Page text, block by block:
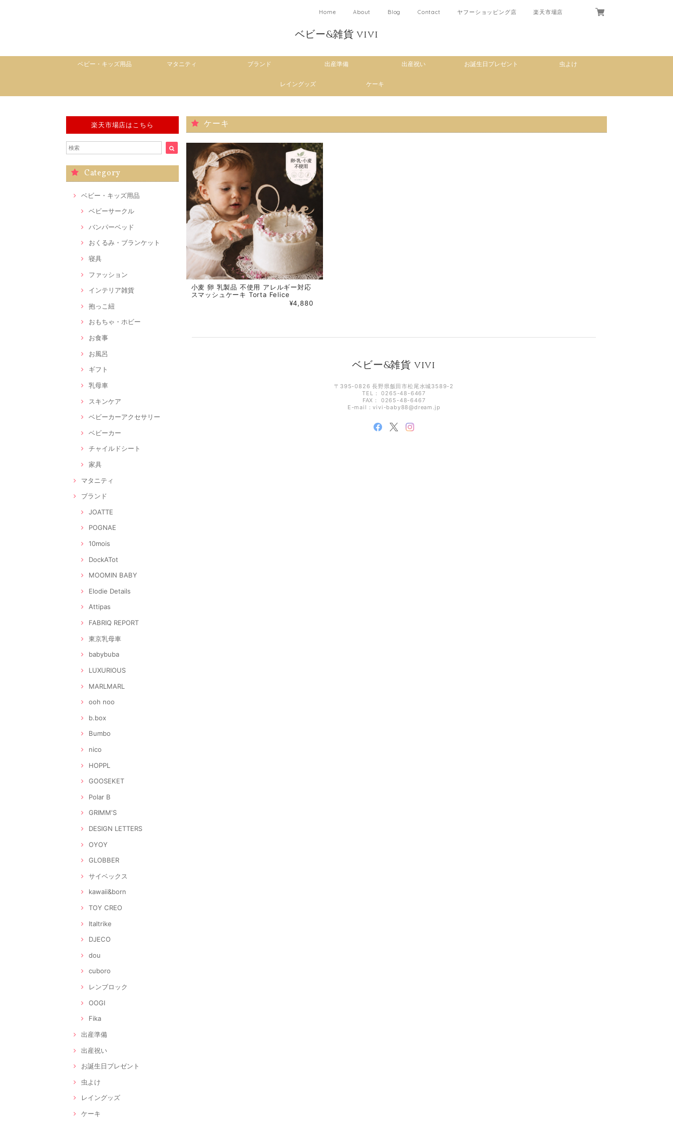
Home About Blog Contact ヤフーショッピング店 楽天市場店
ベビー&雑貨 vivi
ベビー・キッズ用品 マタニティ ブランド 出産準備 出産祝い お誕生日プレゼント 虫よけ
レイングッズ ケーキ
楽天市場店はこちら
Category
ベビー・キッズ用品
ベビーサークル
バンパーベッド
おくるみ・ブランケット
寝具
ファッション
インテリア雑貨
抱っこ紐
おもちゃ・ホビー
お食事
お風呂
ギフト
乳母車
スキンケア
ベビーカーアクセサリー
ベビーカー
チャイルドシート
家具
マタニティ
ブランド
JOATTE
POGNAE
10mois
DockATot
MOOMIN BABY
Elodie Details
Attipas
FABRIQ REPORT
東京乳母車
babybuba
LUXURIOUS
MARLMARL
ooh noo
b.box
Bumbo
nico
HOPPL
GOOSEKET
Polar B
GRIMM'S
DESIGN LETTERS
OYOY
GLOBBER
サイベックス
kawaii&born
TOY CREO
Italtrike
DJECO
dou
cuboro
レンブロック
OOGI
Fika
出産準備
出産祝い
お誕生日プレゼント
虫よけ
レイングッズ
ケーキ
ケーキ
小麦 卵 乳製品 不使用 アレルギー対応
スマッシュケーキ Torta Felice
¥4,880
ベビー&雑貨 vivi
〒395-0826 長野県飯田市松尾水城3589-2
TEL： 0265-48-6467
FAX： 0265-48-6467
E-mail：vivi-baby88@dream.jp